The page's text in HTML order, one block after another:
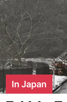
In Japan